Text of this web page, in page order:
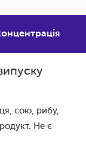
сою, рибу,
Не є